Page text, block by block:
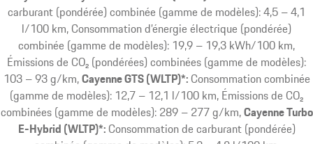
carburant (pondérée) combinée (gamme de modèles): 4,5 – 4,1
l/100 km, Consommation d’énergie électrique (pondérée)
combinée (gamme de modèles): 19,9 – 19,3 kWh/100 km,
Émissions de CO₂ (pondérées) combinées (gamme de modèles):
103 – 93 g/km Cayenne GTS (WLTP)*: Consommation combinée
(gamme de modèles): 12,7 – 12,1 l/100 km, Émissions de CO₂
combinées (gamme de modèles): 289 – 277 g/km Cayenne Turbo
E-Hybrid (WLTP)*: Consommation de carburant (pondérée)